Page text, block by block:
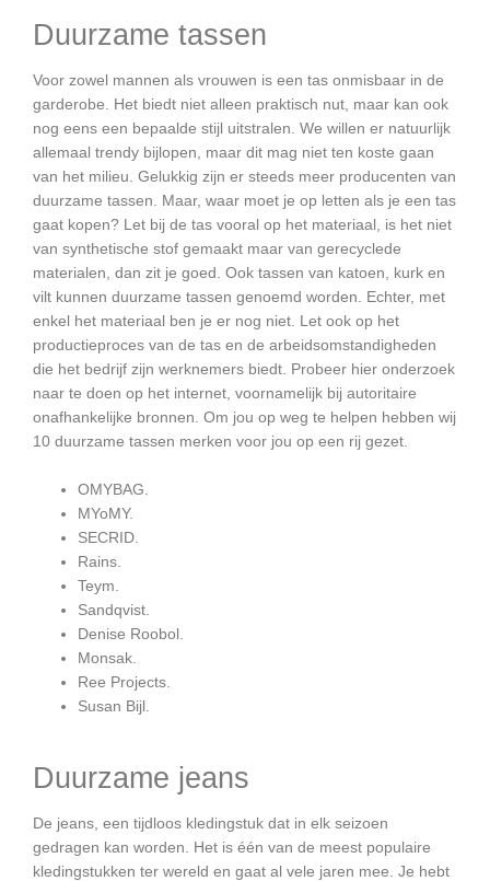
Duurzame tassen
Voor zowel mannen als vrouwen is een tas onmisbaar in de
garderobe. Het biedt niet alleen praktisch nut, maar kan ook
nog eens een bepaalde stijl uitstralen. We willen er natuurlijk
allemaal trendy bijlopen, maar dit mag niet ten koste gaan
van het milieu. Gelukkig zijn er steeds meer producenten van
duurzame tassen. Maar, waar moet je op letten als je een tas
gaat kopen? Let bij de tas vooral op het materiaal, is het niet
van synthetische stof gemaakt maar van gerecyclede
materialen, dan zit je goed. Ook tassen van katoen, kurk en
vilt kunnen duurzame tassen genoemd worden. Echter, met
enkel het materiaal ben je er nog niet. Let ook op het
productieproces van de tas en de arbeidsomstandigheden
die het bedrijf zijn werknemers biedt. Probeer hier onderzoek
naar te doen op het internet, voornamelijk bij autoritaire
onafhankelijke bronnen. Om jou op weg te helpen hebben wij
10 duurzame tassen merken voor jou op een rij gezet.
OMYBAG.
MYoMY.
SECRID.
Rains.
Teym.
Sandqvist.
Denise Roobol.
Monsak.
Ree Projects.
Susan Bijl.
Duurzame jeans
De jeans, een tijdloos kledingstuk dat in elk seizoen
gedragen kan worden. Het is één van de meest populaire
kledingstukken ter wereld en gaat al vele jaren mee. Je hebt